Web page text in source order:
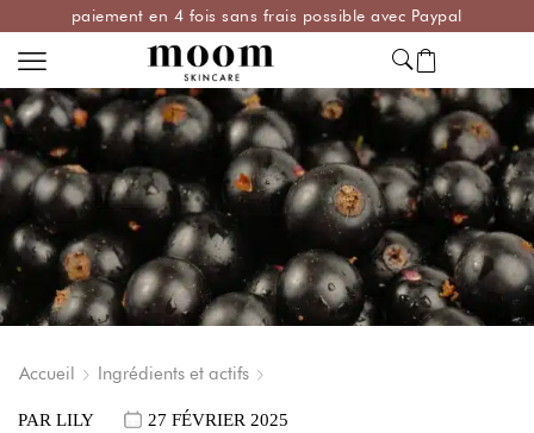
paiement en 4 fois sans frais possible avec Paypal
Accueil Ingrédients et actifs
PAR LILY 27 FÉVRIER 2025